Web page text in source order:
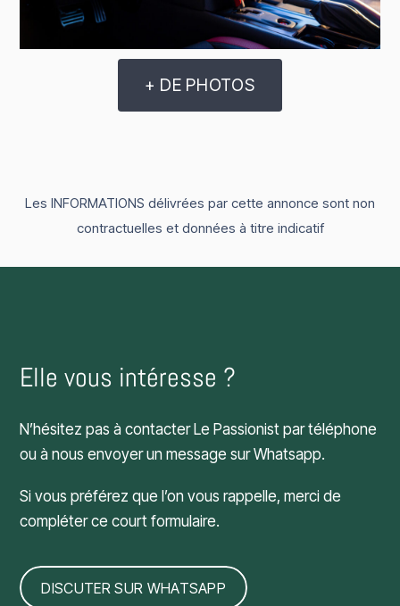
+ DE PHOTOS
Les INFORMATIONS délivrées par cette annonce sont non
contractuelles et données à titre indicatif
Elle vous intéresse ?
N’hésitez pas à contacter Le Passionist par téléphone
ou à nous envoyer un message sur Whatsapp.
Si vous préférez que l’on vous rappelle, merci de
compléter ce court formulaire.
DISCUTER SUR WHATSAPP